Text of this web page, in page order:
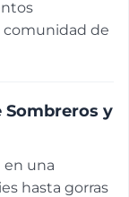
comunidad de
Sombreros y
en una
hasta gorras